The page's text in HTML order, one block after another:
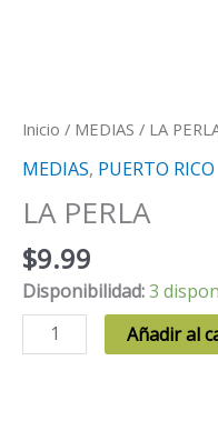
Inicio / MEDIAS / LA
MEDIAS, PUERTO RICO
LA PERLA
$9.99
Disponibilidad:3
PERLA
Añadir al